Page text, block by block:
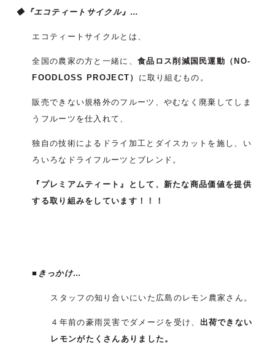
◆『エコティートサイクル』…
エコティートサイクルとは、
全国の農家の方と一緒に、 食品ロス削減国民運動（NO-
FOODLOSS PROJECT） に取り組むもの。
販売できない規格外のフルーツ、やむなく廃棄してしま
うフルーツを仕入れて、
独自の技術によるドライ加工とダイスカットを施し、い
ろいろなドライフルーツとブレンド。
『プレミアムティート』として、新たな商品価値を提供
する取り組みをしています！！！
■きっかけ…
スタッフの知り合いにいた広島のレモン農家さん。
４年前の豪雨災害でダメージを受け、 出荷できない
レモンがたくさんありました。